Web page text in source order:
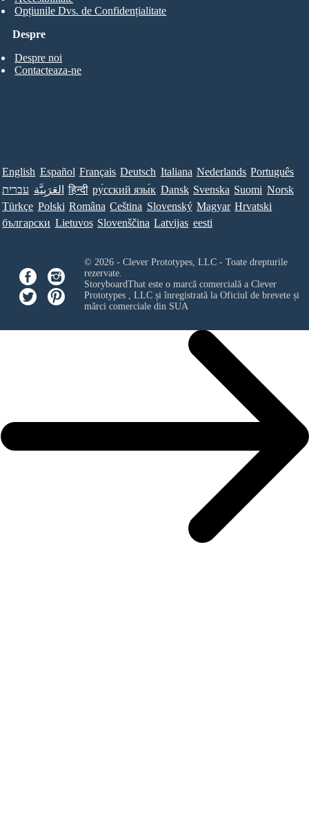
Despre
Despre noi
Contacteaza-ne
Opțiunile Dvs. de Confidențialitate
English Español Français Deutsch Italiana Nederlands Português
עברית العَرَبِيَّة हिन्दी ру́сский язы́к Dansk Svenska Suomi Norsk
Türkçe Polski Româna Ceština Slovenský Magyar Hrvatski
български Lietuvos Slovenščina Latvijas eesti
© 2026 - Clever Prototypes, LLC - Toate drepturile
rezervate.
StoryboardThat este o marcă comercială a Clever
Prototypes , LLCși înregistrată la Oficiul de brevete și
mărci comerciale din SUA